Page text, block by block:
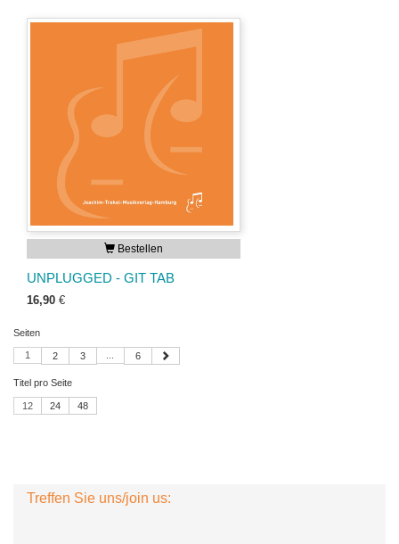
Bestellen
UNPLUGGED - GIT TAB
16,90 €
Seiten
1 2 3 ... 6
Titel pro Seite
12 24 48
Treffen Sie uns/join us: